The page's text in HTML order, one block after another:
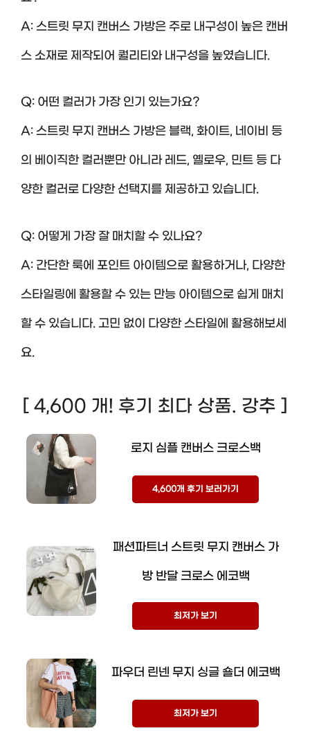
A: 스트릿 무지 캔버스 가방은 주로 내구성이 높은 캔버
스 소재로 제작되어 퀄리티와 내구성을 높였습니다.
Q: 어떤 컬러가 가장 인기 있는가요?
A: 스트릿 무지 캔버스 가방은 블랙, 화이트, 네이비 등
의 베이직한 컬러뿐만 아니라 레드, 옐로우, 민트 등 다
양한 컬러로 다양한 선택지를 제공하고 있습니다.
Q: 어떻게 가장 잘 매치할 수 있나요?
A: 간단한 룩에 포인트 아이템으로 활용하거나, 다양한
스타일링에 활용할 수 있는 만능 아이템으로 쉽게 매치
할 수 있습니다. 고민 없이 다양한 스타일에 활용해보세
요.
[ 4,600 개! 후기 최다 상품. 강추 ]
로지 심플 캔버스 크로스백
4,600개 후기 보러가기
패션파트너 스트릿 무지 캔버스 가
방 반달 크로스 에코백
최저가 보기
파우더 린넨 무지 싱글 숄더 에코백
최저가 보기